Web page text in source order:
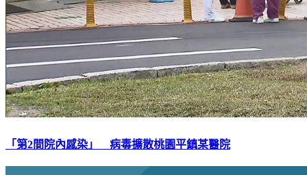
「第2間院內感染」 病毒擴散桃園平鎮某醫院